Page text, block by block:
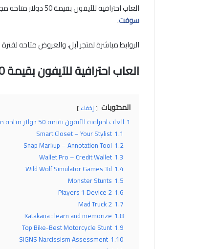
العاب احترافية للآيفون بقيمة 50 دولار متاحه مجانا الان، كما تعودنا هذه هي الفقرة الأكثر شعبية في موقع
سوفت.
الروابط مباشرة لمتجر آبل، والعروض متاحه
العاب احترافية للآيفون بقيمة 50 دولار متاحه مجانا الان
المحتويات إخفاء
1 العاب احترافية للآيفون بقيمة 50 دولار متاحه مجانا الان
1.1
Smart Closet – Your Stylist
1.2
Snap Markup – Annotation Tool
1.3
Wallet Pro – Credit Wallet
1.4
Wild Wolf Simulator Games 3d
1.5
Monster Stunts
1.6
2 Players 1 Device
1.7
Mad Truck 2
1.8
Katakana : learn and memorize
1.9
Top Bike-Best Motorcycle Stunt
1.10
SIGNS Narcissism Assessment